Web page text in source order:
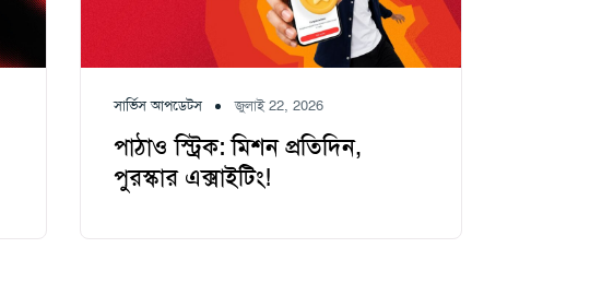
সার্ভিস আপডেটস জুলাই 22, 2026
পাঠাও স্ট্রিক: মিশন প্রতিদিন,
পুরস্কার এক্সাইটিং!